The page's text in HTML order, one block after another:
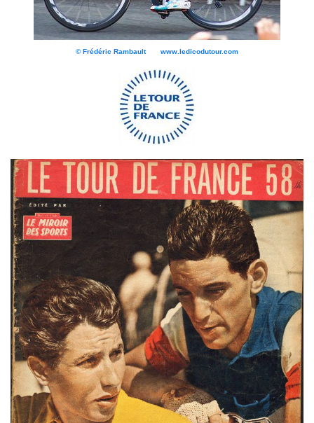
© Frédéric Rambault www.ledicodutour.com